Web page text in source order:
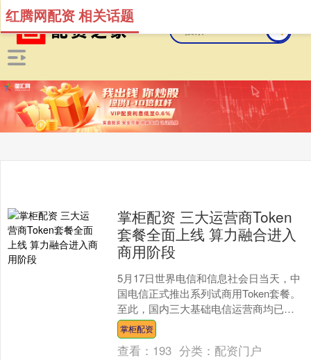
红腾网配资 相关话题
掌柜配资 三大运营商Token
套餐全面上线 算力融合进入
商用阶段
5月17日世界电信和信息社会日当天，中
国电信正式推出系列试商用Token套餐。
至此，国内三大基础电信运营商均已公
布面向个人、家庭及政企市场的算力
Token套餐价....
掌柜配资
查看： 193 分类： 配资门户